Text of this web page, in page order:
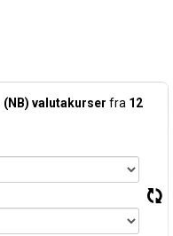
(NB) valutakurser fra 12